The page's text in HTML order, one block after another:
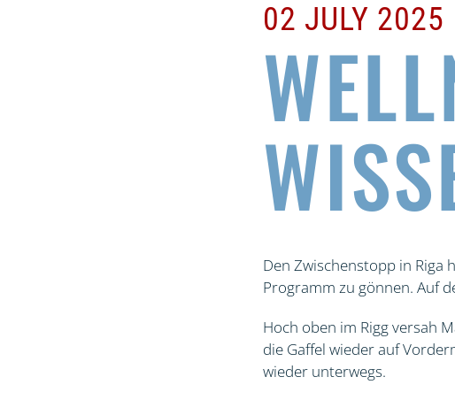
02 JULY 2025
Den Zwischenstopp in Riga
Programm zu gönnen. Auf
Hoch oben im Rigg versah
die Gaffel wieder auf
wieder unterwegs.